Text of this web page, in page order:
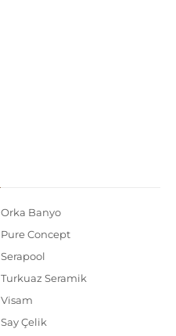
Orka Banyo
Pure Concept
Serapool
Turkuaz Seramik
Visam
Say Çelik